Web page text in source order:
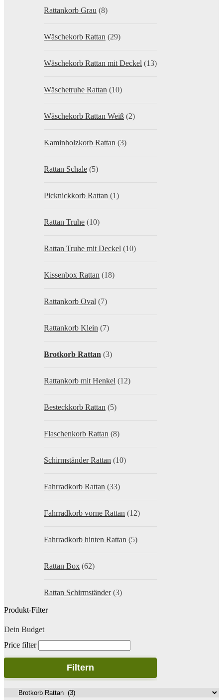
Rattankorb Grau (8)
Wäschekorb Rattan (29)
Wäschekorb Rattan mit Deckel (13)
Wäschetruhe Rattan (10)
Wäschekorb Rattan Weiß (2)
Kaminholzkorb Rattan (3)
Rattan Schale (5)
Picknickkorb Rattan (1)
Rattan Truhe (10)
Rattan Truhe mit Deckel (10)
Kissenbox Rattan (18)
Rattankorb Oval (7)
Rattankorb Klein (7)
Brotkorb Rattan (3)
Rattankorb mit Henkel (12)
Besteckkorb Rattan (5)
Flaschenkorb Rattan (8)
Schirmständer Rattan (10)
Fahrradkorb Rattan (33)
Fahrradkorb vorne Rattan (12)
Fahrradkorb hinten Rattan (5)
Rattan Box (62)
Rattan Schirmständer (3)
Produkt-Filter
Dein Budget
Price filter
Filtern